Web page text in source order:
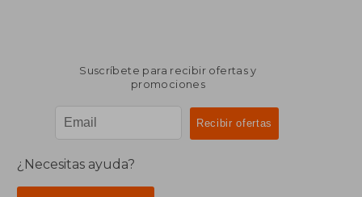
Suscríbete para recibir ofertas y
promociones
¿Necesitas ayuda?